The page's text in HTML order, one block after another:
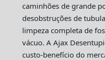
caminhões de grande
desobstruções de
limpeza completa de
vácuo. A Ajax
custo-benefício do